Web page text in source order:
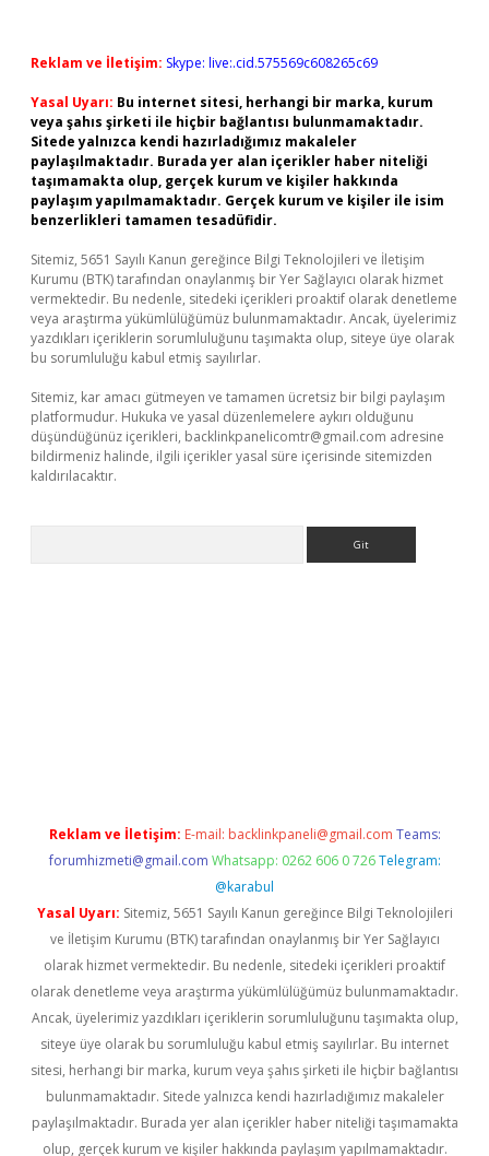
Reklam ve İletişim: Skype: live:.cid.575569c608265c69
Yasal Uyarı: Bu internet sitesi, herhangi bir marka, kurum
veya şahıs şirketi ile hiçbir bağlantısı bulunmamaktadır.
Sitede yalnızca kendi hazırladığımız makaleler
paylaşılmaktadır. Burada yer alan içerikler haber niteliği
taşımamakta olup, gerçek kurum ve kişiler hakkında
paylaşım yapılmamaktadır. Gerçek kurum ve kişiler ile isim
benzerlikleri tamamen tesadüfidir.
Sitemiz, 5651 Sayılı Kanun gereğince Bilgi Teknolojileri ve İletişim
Kurumu (BTK) tarafından onaylanmış bir Yer Sağlayıcı olarak hizmet
vermektedir. Bu nedenle, sitedeki içerikleri proaktif olarak denetleme
veya araştırma yükümlülüğümüz bulunmamaktadır. Ancak, üyelerimiz
yazdıkları içeriklerin sorumluluğunu taşımakta olup, siteye üye olarak
bu sorumluluğu kabul etmiş sayılırlar.
Sitemiz, kar amacı gütmeyen ve tamamen ücretsiz bir bilgi paylaşım
platformudur. Hukuka ve yasal düzenlemelere aykırı olduğunu
düşündüğünüz içerikleri, backlinkpanelicomtr@gmail.com adresine
bildirmeniz halinde, ilgili içerikler yasal süre içerisinde sitemizden
kaldırılacaktır.
Reklam ve İletişim: E-mail: backlinkpaneli@gmail.com Teams:
forumhizmeti@gmail.com Whatsapp: 0262 606 0 726 Telegram:
@karabul
Yasal Uyarı: Sitemiz, 5651 Sayılı Kanun gereğince Bilgi Teknolojileri
ve İletişim Kurumu (BTK) tarafından onaylanmış bir Yer Sağlayıcı
olarak hizmet vermektedir. Bu nedenle, sitedeki içerikleri proaktif
olarak denetleme veya araştırma yükümlülüğümüz bulunmamaktadır.
Ancak, üyelerimiz yazdıkları içeriklerin sorumluluğunu taşımakta olup,
siteye üye olarak bu sorumluluğu kabul etmiş sayılırlar. Bu internet
sitesi, herhangi bir marka, kurum veya şahıs şirketi ile hiçbir bağlantısı
bulunmamaktadır. Sitede yalnızca kendi hazırladığımız makaleler
paylaşılmaktadır. Burada yer alan içerikler haber niteliği taşımamakta
olup, gerçek kurum ve kişiler hakkında paylaşım yapılmamaktadır.